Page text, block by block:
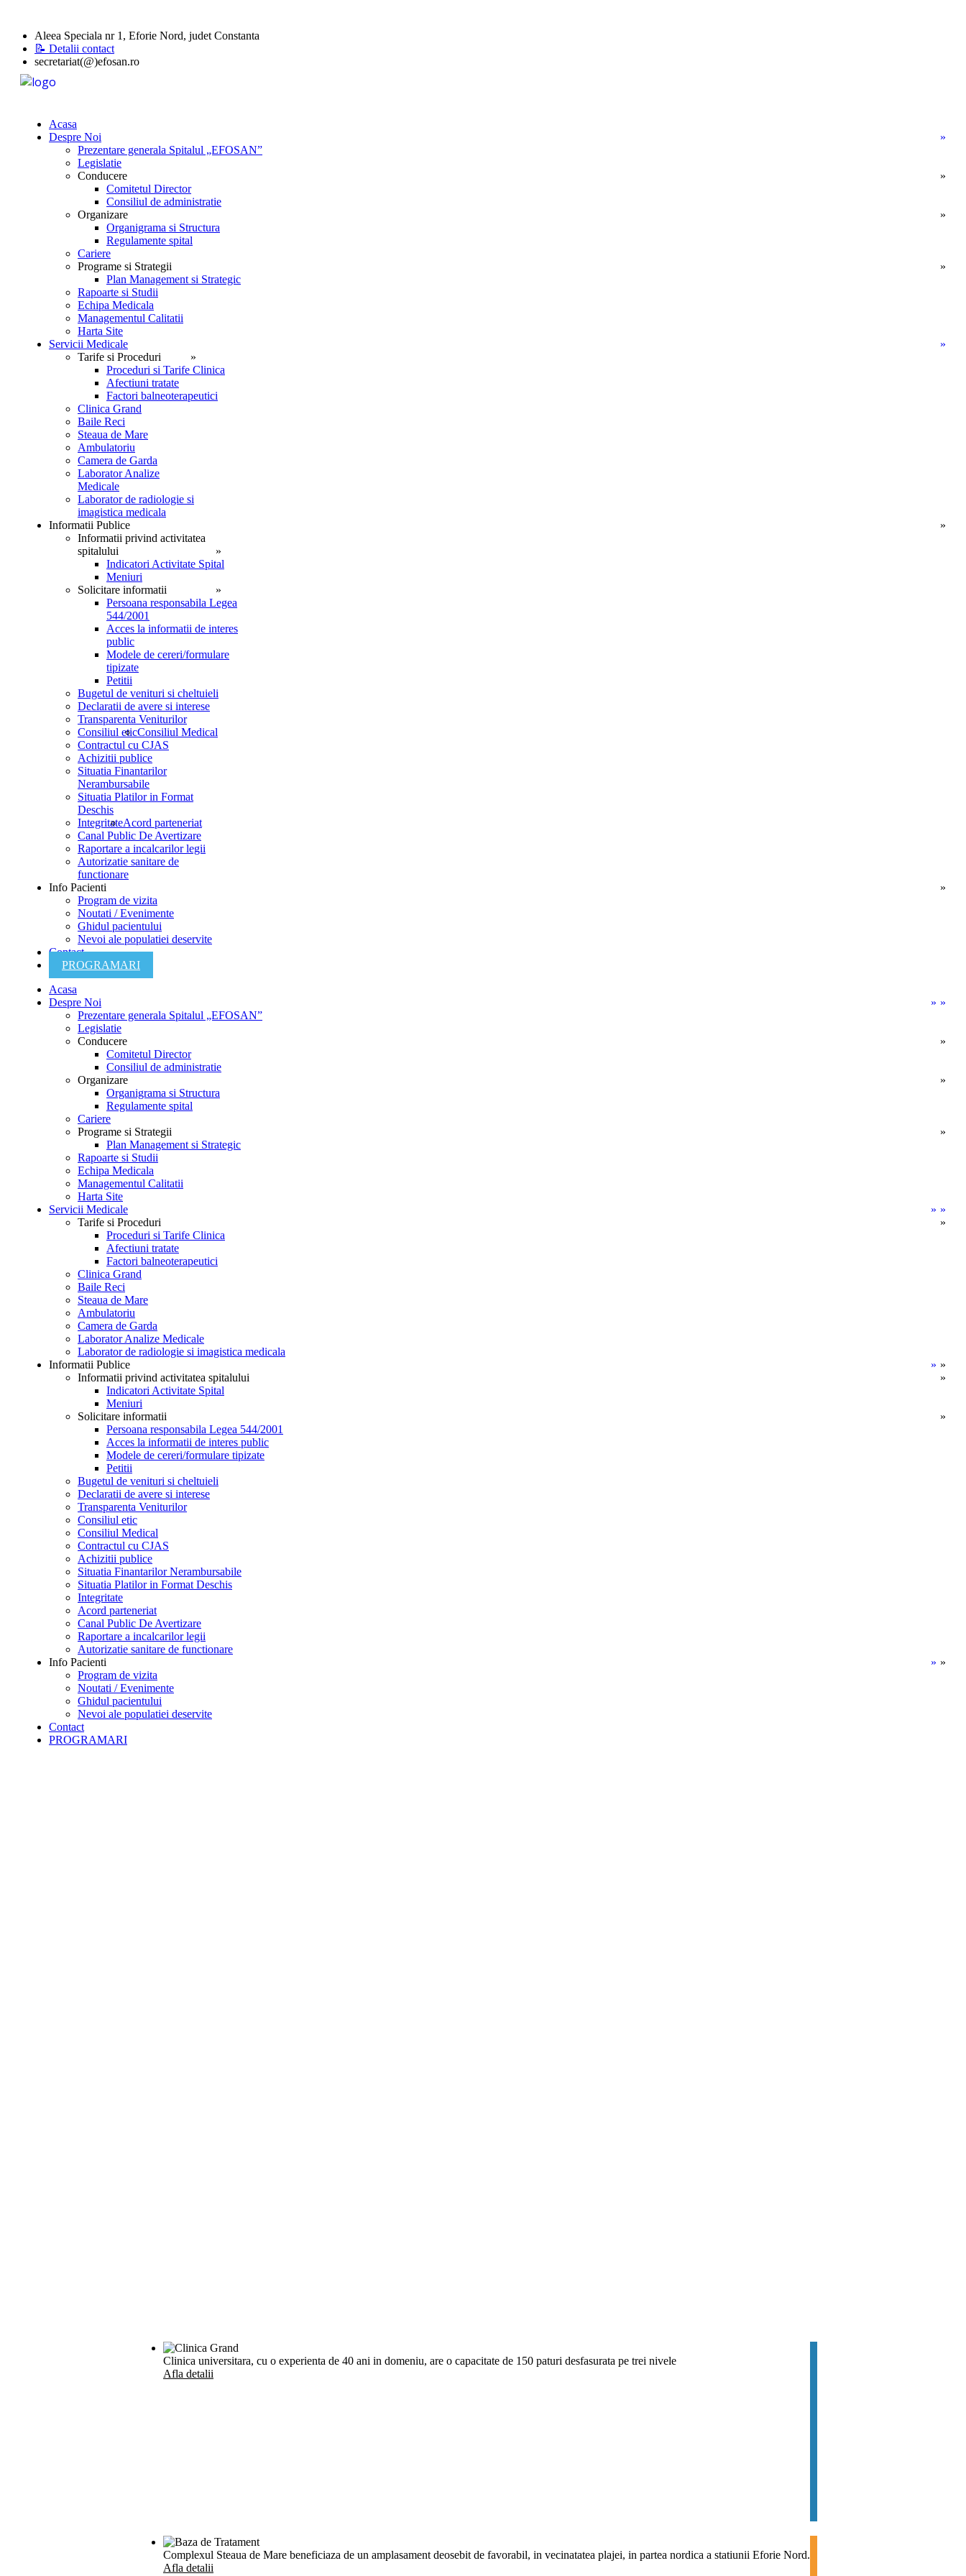
Aleea Speciala nr 1, Eforie Nord, judet Constanta
📝 Detalii contact
secretariat(@)efosan.ro
Acasa
Despre Noi
Prezentare generala Spitalul „EFOSAN”
Legislatie
Conducere
Comitetul Director
Consiliul de administratie
Organizare
Organigrama si Structura
Regulamente spital
Cariere
Programe si Strategii
Plan Management si Strategic
Rapoarte si Studii
Echipa Medicala
Managementul Calitatii
Harta Site
Servicii Medicale
Tarife si Proceduri
Proceduri si Tarife Clinica
Afectiuni tratate
Factori balneoterapeutici
Clinica Grand
Baile Reci
Steaua de Mare
Ambulatoriu
Camera de Garda
Laborator Analize
Medicale
Laborator de radiologie si
imagistica medicala
Informatii Publice
Informatii privind activitatea
spitalului
Indicatori Activitate Spital
Meniuri
Solicitare informatii
Persoana responsabila Legea
544/2001
Acces la informatii de interes
public
Modele de cereri/formulare
tipizate
Petitii
Bugetul de venituri si cheltuieli
Declaratii de avere si interese
Transparenta Veniturilor
Consiliul eticConsiliul Medical
Contractul cu CJAS
Achizitii publice
Situatia Finantarilor
Nerambursabile
Situatia Platilor in Format
Deschis
IntegritateAcord parteneriat
Canal Public De Avertizare
Raportare a incalcarilor legii
Autorizatie sanitare de
functionare
Info Pacienti
Program de vizita
Noutati / Evenimente
Ghidul pacientului
Nevoi ale populatiei deservite
Contact
PROGRAMARI
Acasa
Despre Noi
Prezentare generala Spitalul „EFOSAN”
Legislatie
Conducere
Comitetul Director
Consiliul de administratie
Organizare
Organigrama si Structura
Regulamente spital
Cariere
Programe si Strategii
Plan Management si Strategic
Rapoarte si Studii
Echipa Medicala
Managementul Calitatii
Harta Site
Servicii Medicale
Tarife si Proceduri
Proceduri si Tarife Clinica
Afectiuni tratate
Factori balneoterapeutici
Clinica Grand
Baile Reci
Steaua de Mare
Ambulatoriu
Camera de Garda
Laborator Analize Medicale
Laborator de radiologie si imagistica medicala
Informatii Publice
Informatii privind activitatea spitalului
Indicatori Activitate Spital
Meniuri
Solicitare informatii
Persoana responsabila Legea 544/2001
Acces la informatii de interes public
Modele de cereri/formulare tipizate
Petitii
Bugetul de venituri si cheltuieli
Declaratii de avere si interese
Transparenta Veniturilor
Consiliul etic
Consiliul Medical
Contractul cu CJAS
Achizitii publice
Situatia Finantarilor Nerambursabile
Situatia Platilor in Format Deschis
Integritate
Acord parteneriat
Canal Public De Avertizare
Raportare a incalcarilor legii
Autorizatie sanitare de functionare
Info Pacienti
Program de vizita
Noutati / Evenimente
Ghidul pacientului
Nevoi ale populatiei deservite
Contact
PROGRAMARI
Clinica universitara, cu o experienta de 40 ani in domeniu, are o capacitate de 150 paturi desfasurata pe trei nivele
Afla detalii
Complexul Steaua de Mare beneficiaza de un amplasament deosebit de favorabil, in vecinatatea plajei, in partea nordica a statiunii Eforie Nord.
Afla detalii